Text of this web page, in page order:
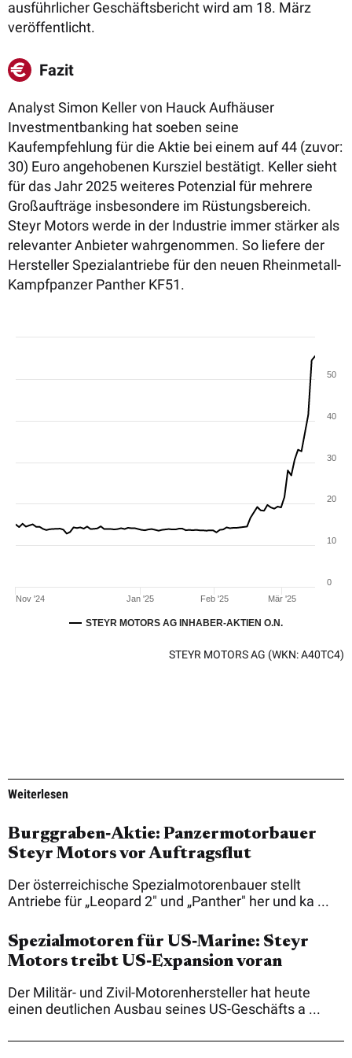
ausführlicher Geschäftsbericht wird am 18. März
veröffentlicht.
Fazit
Analyst Simon Keller von Hauck Aufhäuser
Investmentbanking hat soeben seine
Kaufempfehlung für die Aktie bei einem auf 44 (zuvor:
30) Euro angehobenen Kursziel bestätigt. Keller sieht
für das Jahr 2025 weiteres Potenzial für mehrere
Großaufträge insbesondere im Rüstungsbereich.
Steyr Motors werde in der Industrie immer stärker als
relevanter Anbieter wahrgenommen. So liefere der
Hersteller Spezialantriebe für den neuen Rheinmetall-
Kampfpanzer Panther KF51.
STEYR MOTORS AG INHABER-AKTIEN O.N.
Nov '24 Jan '25 Feb '25 Mär '25
0
10
20
30
40
50
STEYR MOTORS AG (WKN: A40TC4)
Weiterlesen
Burggraben‑Aktie: Panzermotorbauer
Steyr Motors vor Auftragsflut
Der österreichische Spezialmotorenbauer stellt
Antriebe für „Leopard 2" und „Panther" her und ka ...
Spezialmotoren für US‑Marine: Steyr
Motors treibt US‑Expansion voran
Der Militär- und Zivil-Motorenhersteller hat heute
einen deutlichen Ausbau seines US-Geschäfts a ...